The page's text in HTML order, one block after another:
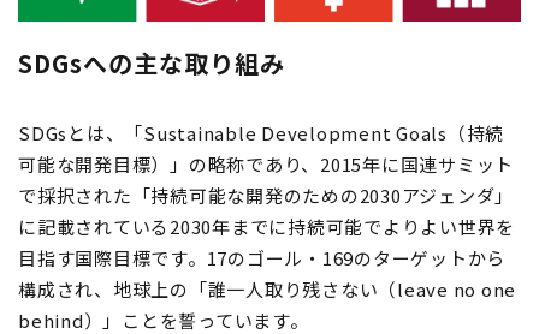
SDGsへの主な取り組み
SDGsとは、「Sustainable Development Goals（持続
可能な開発目標）」の略称であり、2015年に国連サミット
で採択された「持続可能な開発のための2030アジェンダ」
に記載されている2030年までに持続可能でよりよい世界を
目指す国際目標です。17のゴール・169のターゲットから
構成され、地球上の「誰一人取り残さない（leave no one
behind）」ことを誓っています。